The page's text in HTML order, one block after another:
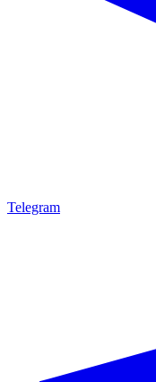
Telegram